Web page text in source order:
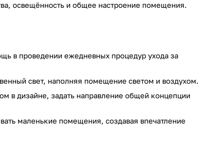
освещённость и общее настроение помещения.
в проведении ежедневных процедур ухода за
свет, наполняя помещение светом и воздухом.
в дизайне, задать направление общей концепции
маленькие помещения, создавая впечатление